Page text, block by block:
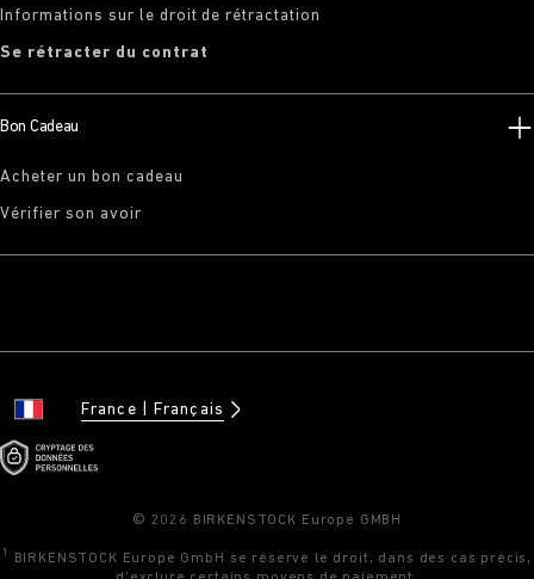
Informations sur le droit de rétractation
Se rétracter du contrat
Bon Cadeau
Acheter un bon cadeau
Vérifier son avoir
France Français
© 2026 BIRKENSTOCK Europe GMBH
1
BIRKENSTOCK Europe GmbH se réserve le droit, dans des cas précis,